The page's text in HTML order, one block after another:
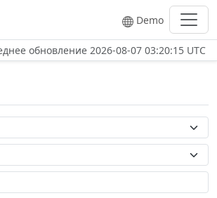
Demo
обновление 2026-08-07 03:20:15 UTC